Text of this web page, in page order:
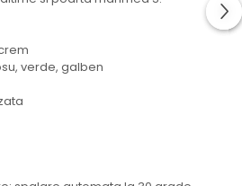
verde, galben